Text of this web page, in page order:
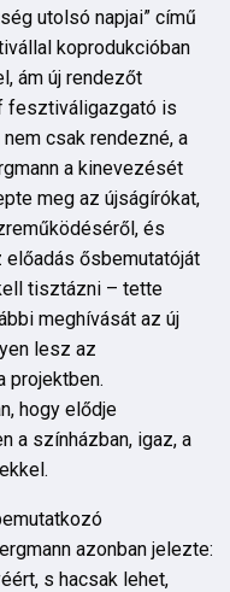
utolsó napjai” című
koprodukcióban
ám új rendezőt
fesztiváligazgató is
csak rendezné, a
a kinevezését
meg az újságírókat,
és
ősbemutatóját
tisztázni – tette
meghívását az új
lesz az
projektben.
hogy elődje
a színházban, igaz, a
azonban jelezte:
s hacsak lehet,